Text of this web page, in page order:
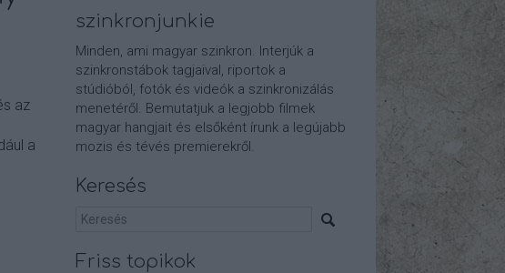
az
a
szinkronjunkie
Minden, ami magyar szinkron. Interjúk a
szinkronstábok tagjaival, riportok a
stúdióból, fotók és videók a szinkronizálás
menetéről. Bemutatjuk a legjobb filmek
magyar hangjait és elsőként írunk a legújabb
mozis és tévés premierekről.
Keresés
Friss topikok